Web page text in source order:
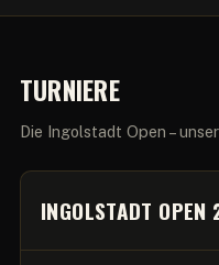
TURNIERE
Die Ingolstadt Open –
INGOLSTADT OPEN